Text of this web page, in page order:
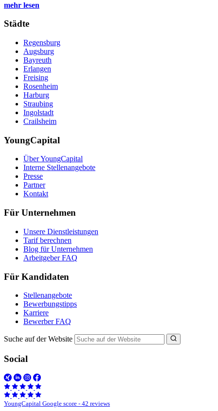
mehr lesen
Städte
Regensburg
Augsburg
Bayreuth
Erlangen
Freising
Rosenheim
Harburg
Straubing
Ingolstadt
Crailsheim
YoungCapital
Über YoungCapital
Interne Stellenangebote
Presse
Partner
Kontakt
Für Unternehmen
Unsere Dienstleistungen
Tarif berechnen
Blog für Unternehmen
Arbeitgeber FAQ
Für Kandidaten
Stellenangebote
Bewerbungstipps
Karriere
Bewerber FAQ
Suche auf der Website
Social
YoungCapital Google score - 42 reviews